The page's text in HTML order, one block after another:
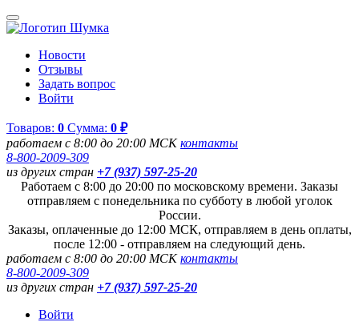
Новости
Отзывы
Задать вопрос
Войти
Товаров: 0 Сумма: 0 ₽
работаем с 8:00 до 20:00 МСКконтакты
8-800-2009-309
из других стран +7 (937) 597-25-20
Работаем с 8:00 до 20:00 по московскому времени. Заказы
отправляем с понедельника по субботу в любой уголок
России.
Заказы, оплаченные до 12:00 МСК, отправляем в день оплаты,
после 12:00 - отправляем на следующий день.
работаем с 8:00 до 20:00 МСКконтакты
8-800-2009-309
из других стран +7 (937) 597-25-20
Войти